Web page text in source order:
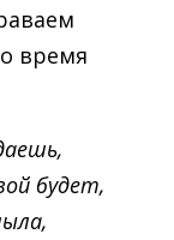
время
будет,